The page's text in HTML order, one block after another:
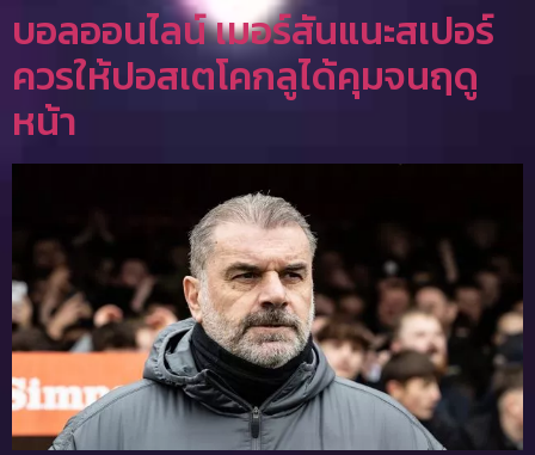
บอลออนไลน์ เมอร์สันแนะสเปอร์
ควรให้ปอสเตโคกลูได้คุมจนฤดู
หน้า